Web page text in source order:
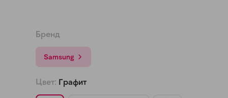
Бренд
Samsung
Цвет: Графит
Разбейтеоплату
на частибез переплат
График платежей